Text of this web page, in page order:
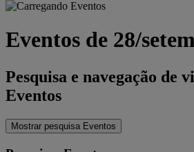
Eventos de 28/
Pesquisa e navegação de
Eventos
Mostrar pesquisa Eventos